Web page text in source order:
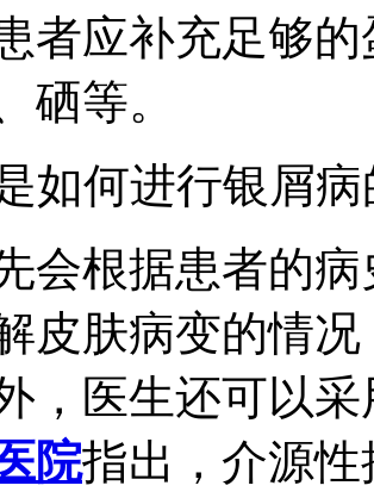
者应补充足够
硒等。
如何进行银屑
会根据患者的
皮肤病变的情
，医生还可以
院指出，介源